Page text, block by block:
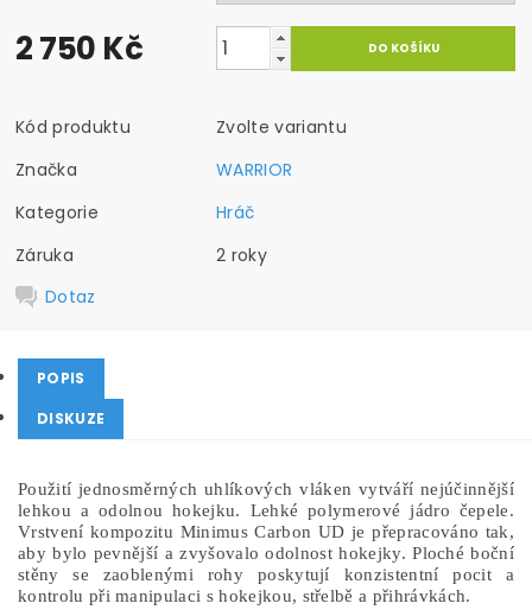
2 750 Kč
Kód produktu
Zvolte variantu
Značka
WARRIOR
Kategorie
Hráč
Záruka
2 roky
Dotaz
POPIS
DISKUZE
Použití jednosměrných uhlíkových vláken vytváří nejúčinnější
lehkou a odolnou hokejku.
Lehké polymerové jádro čepele.
Vrstvení kompozitu Minimus Carbon UD je přepracováno tak,
aby bylo pevnější a zvyšovalo odolnost hokejky. Ploché boční
stěny se zaoblenými rohy poskytují konzistentní pocit a
kontrolu při manipulaci s hokejkou, střelbě a přihrávkách.